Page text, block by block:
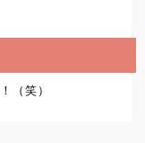
（笑）